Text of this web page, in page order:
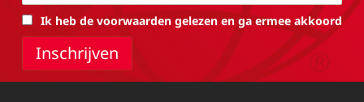
Ik heb de voorwaarden gelezen en ga ermee akkoord